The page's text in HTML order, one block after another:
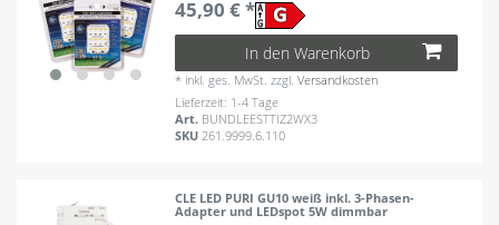
45,90 € *
In den Warenkorb
* inkl. ges. MwSt. zzgl.Versandkosten
Lieferzeit: 1-4 Tage
Art. BUNDLEESTTIZ2WX3
SKU261.9999.6.110
CLE LED PURI GU10 weiß inkl. 3-Phasen-
Adapter und LEDspot 5W dimmbar